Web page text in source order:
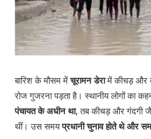
बारिश के मौसम मेंचूरामन डेरामें कीचड़ और
रोज गुजरना पड़ता है। स्थानीय लोगों का
पंचायत के अधीन था, तब कीचड़ और गंदगी
थीं। उस समयप्रधानी चुनाव होते थे और